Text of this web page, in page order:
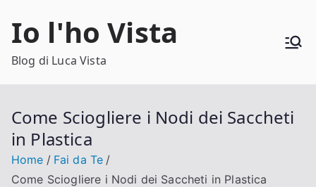
Io l'ho Vista
Blog di Luca Vista
Come Sciogliere i Nodi dei Saccheti
in Plastica
Home
Fai da Te
Come Sciogliere i Nodi dei Saccheti in Plastica